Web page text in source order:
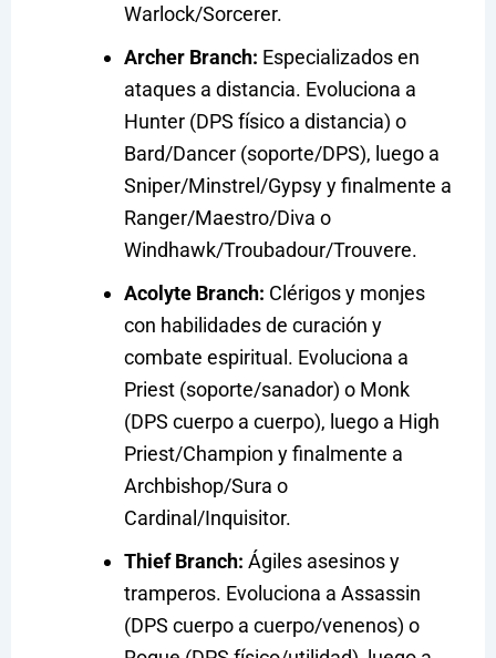
Warlock/Sorcerer.
Archer Branch: Especializados en
ataques a distancia. Evoluciona a
Hunter (DPS físico a distancia) o
Bard/Dancer (soporte/DPS), luego a
Sniper/Minstrel/Gypsy y finalmente a
Ranger/Maestro/Diva o
Windhawk/Troubadour/Trouvere.
Acolyte Branch: Clérigos y monjes
con habilidades de curación y
combate espiritual. Evoluciona a
Priest (soporte/sanador) o Monk
(DPS cuerpo a cuerpo), luego a High
Priest/Champion y finalmente a
Archbishop/Sura o
Cardinal/Inquisitor.
Thief Branch: Ágiles asesinos y
tramperos. Evoluciona a Assassin
(DPS cuerpo a cuerpo/venenos) o